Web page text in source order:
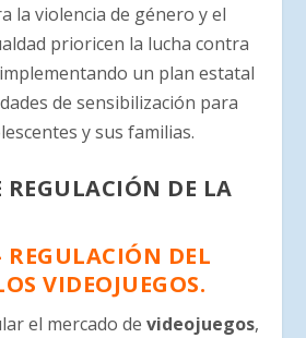
la violencia de género y el
prioricen la lucha contra
un plan estatal
de sensibilización para
y sus familias.
REGULACIÓN DE LA
REGULACIÓN DEL
VIDEOJUEGOS.
el mercado devideojuegos,